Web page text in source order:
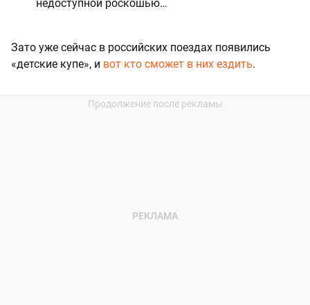
недоступной роскошью…
Зато уже сейчас в российских поездах появились
«детские купе», и вот кто сможет в них ездить.